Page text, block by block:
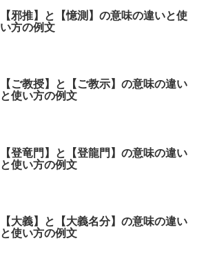
【邪推】と【憶測】の意味の違いと使
い方の例文
【ご教授】と【ご教示】の意味の違い
と使い方の例文
【登竜門】と【登龍門】の意味の違い
と使い方の例文
【大義】と【大義名分】の意味の違い
と使い方の例文